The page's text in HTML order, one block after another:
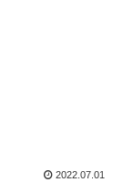
2022.07.01